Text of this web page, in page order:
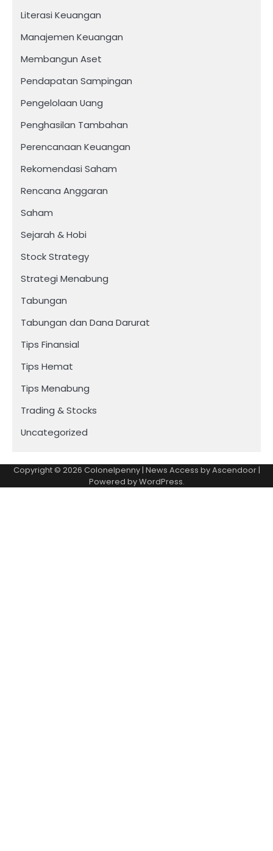
Literasi Keuangan
Manajemen Keuangan
Membangun Aset
Pendapatan Sampingan
Pengelolaan Uang
Penghasilan Tambahan
Perencanaan Keuangan
Rekomendasi Saham
Rencana Anggaran
Saham
Sejarah & Hobi
Stock Strategy
Strategi Menabung
Tabungan
Tabungan dan Dana Darurat
Tips Finansial
Tips Hemat
Tips Menabung
Trading & Stocks
Uncategorized
Copyright © 2026 Colonelpenny| News Access byAscendoor|
Powered byWordPress.